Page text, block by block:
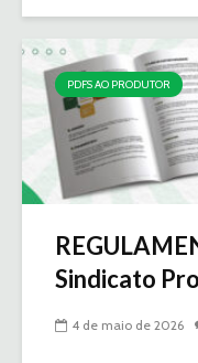
PDFS AO PRODUTOR
Sindicato
4 de maio de 2026